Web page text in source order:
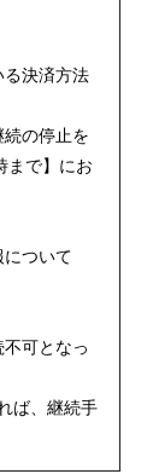
る決済方法
の停止を
まで】にお
ついて
可となっ
ば、継続手